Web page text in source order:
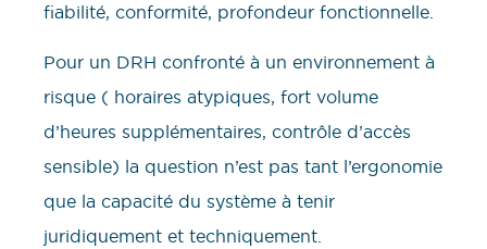
fiabilité, conformité, profondeur fonctionnelle.
Pour un DRH confronté à un environnement à
risque ( horaires atypiques, fort volume
d’heures supplémentaires, contrôle d’accès
sensible) la question n’est pas tant l’ergonomie
que la capacité du système à tenir
juridiquement et techniquement.